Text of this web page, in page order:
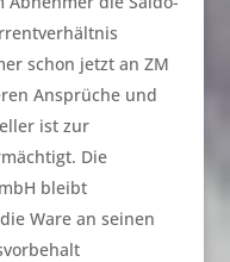
schon jetzt an ZM
Ansprüche und
ist zur
Die
bleibt
Ware an seinen